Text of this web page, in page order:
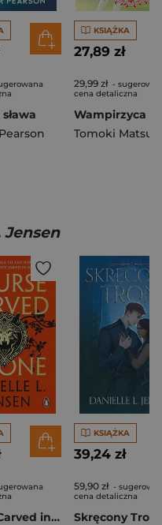
KSIĄŻKA
27,89 zł
29,99 zł -
cena detaliczna
Tomoki
Jensen
A Curse Carved in Bone
KSIĄŻKA
39,24 zł
59,90 zł -
cena detaliczna